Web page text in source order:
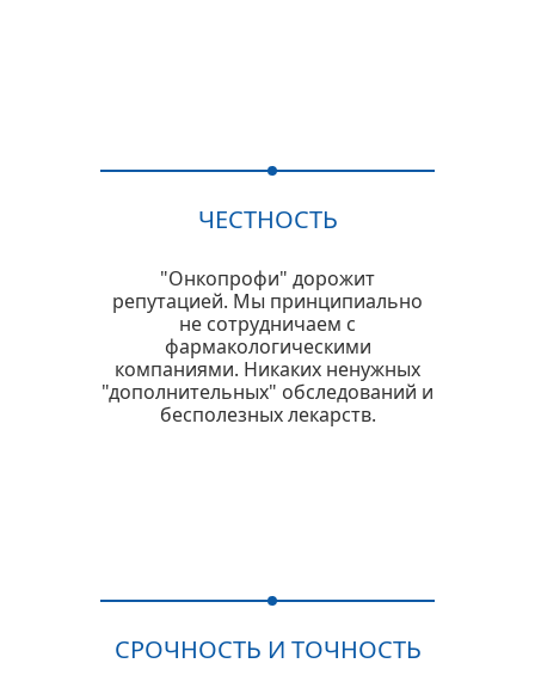
ЧЕСТНОСТЬ
"Онкопрофи" дорожит
репутацией. Мы принципиально
не сотрудничаем с
фармакологическими
компаниями. Никаких ненужных
"дополнительных" обследований и
бесполезных лекарств.
СРОЧНОСТЬ И ТОЧНОСТЬ